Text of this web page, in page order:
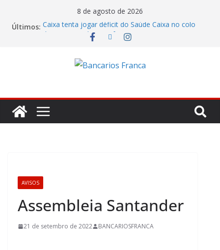
8 de agosto de 2026
Últimos: Caixa tenta jogar déficit do Saúde Caixa no colo
dos empregados e enfrenta rejeição na mesa
Itaú atende cobrança da CONTEC e garante
condiciona avanços à decisão da Fenaban
AVISOS
Assembleia Santander
21 de setembro de 2022 BANCARIOSFRANCA